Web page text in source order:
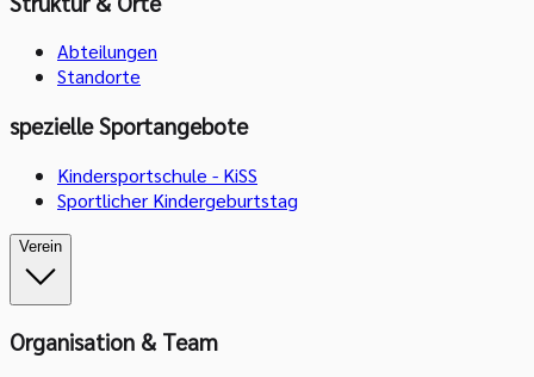
Abteilungen
Standorte
spezielle Sportangebote
Kindersportschule - KiSS
Sportlicher Kindergeburtstag
Verein
Organisation & Team